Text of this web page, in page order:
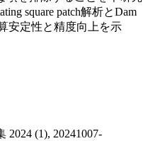
square patch解析とDam
安定性と精度向上を示
2024 (1), 20241007-